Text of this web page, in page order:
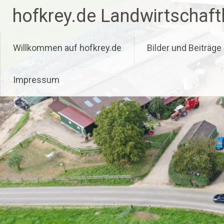
Zum
Inhalt
springen
hofkrey.de
Willkommen auf hofkrey.de Bilder und Beiträge
Impressum